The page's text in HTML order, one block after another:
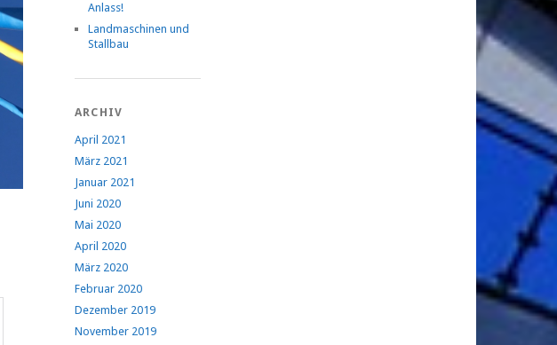
Anlass!
Landmaschinen und
Stallbau
ARCHIV
April 2021
März 2021
Januar 2021
Juni 2020
Mai 2020
April 2020
März 2020
Februar 2020
Dezember 2019
November 2019